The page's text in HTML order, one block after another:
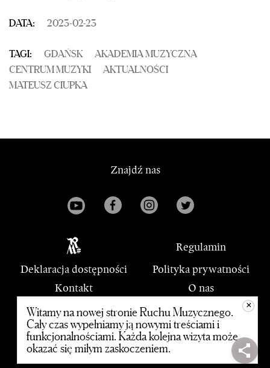
DATA: 2023-02-23
TAGI: GDAŃSK
AKADEMIA MUZYCZNA
CENTRUM MUZYKI
AKTUALNOŚCI
MATEUSZ CIUPKA
Znajdź nas
Regulamin
Deklaracja dostępności
Polityka prywatności
Kontakt
O nas
PWM
© 2020 Polskie Wydawnictwo Muzyczne
+
Witamy na nowej stronie Ruchu Muzycznego.
Cały czas wypełniamy ją nowymi treściami i
funkcjonalnościami. Każda kolejna wizyta może
okazać się miłym zaskoczeniem.